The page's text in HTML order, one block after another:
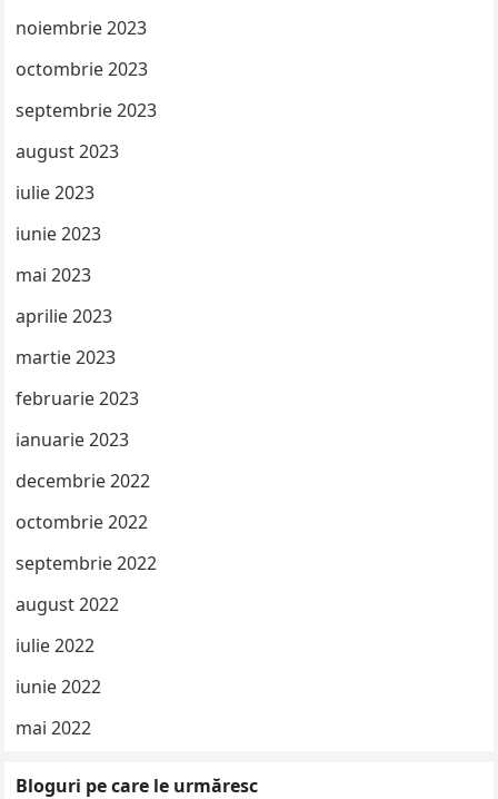
noiembrie 2023
octombrie 2023
septembrie 2023
august 2023
iulie 2023
iunie 2023
mai 2023
aprilie 2023
martie 2023
februarie 2023
ianuarie 2023
decembrie 2022
octombrie 2022
septembrie 2022
august 2022
iulie 2022
iunie 2022
mai 2022
Bloguri pe care le urmăresc